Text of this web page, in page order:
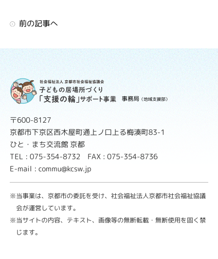
前の記事へ
事務局 （地域支援部）
〒600-8127
京都市下京区西木屋町通上ノ口上る梅湊町83-1
ひと・まち交流館 京都
TEL : 075-354-8732 FAX : 075-354-8736
E-mail : commu@kcsw.jp
※当事業は、京都市の委託を受け、社会福祉法人京都市社会福祉協議
会が運営しています。
※当サイトの内容、テキスト、画像等の無断転載・無断使用を固く禁
じます。